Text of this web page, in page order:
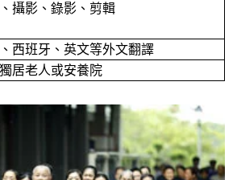
攝影、錄影、剪輯
西班牙、英文等外文翻譯
居老人或安養院